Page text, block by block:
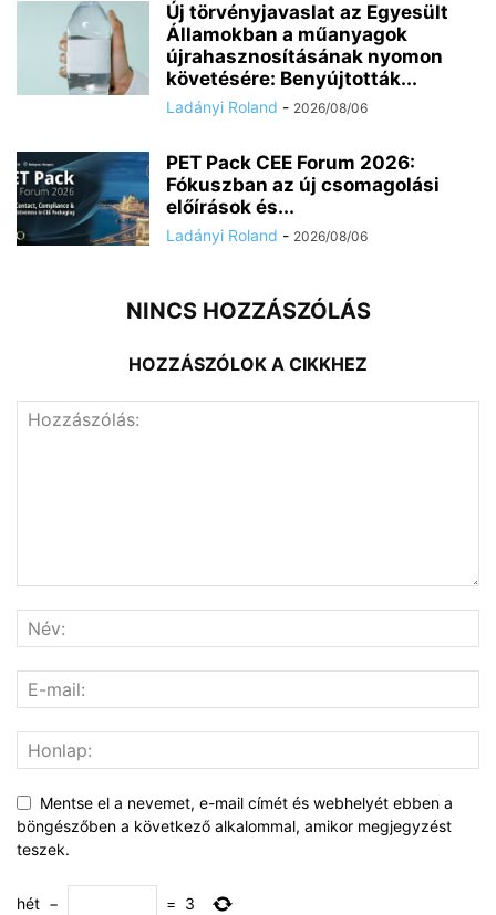
Új törvényjavaslat az Egyesült
Államokban a műanyagok
újrahasznosításának nyomon
követésére: Benyújtották...
Ladányi Roland - 2026/08/06
PET Pack CEE Forum 2026:
Fókuszban az új csomagolási
előírások és...
Ladányi Roland - 2026/08/06
NINCS HOZZÁSZÓLÁS
HOZZÁSZÓLOK A CIKKHEZ
Mentse el a nevemet, e-mail címét és webhelyét ebben a
böngészőben a következő alkalommal, amikor megjegyzést
teszek.
hét − = 3